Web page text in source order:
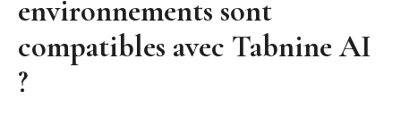
environnements sont
compatibles avec Tabnine AI
?